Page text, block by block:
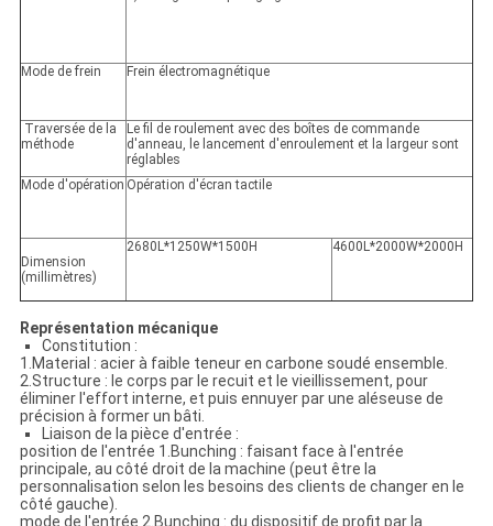
Mode de frein Frein électromagnétique
Traversée de la
méthode
Le fil de roulement avec des boîtes de commande
d'anneau, le lancement d'enroulement et la largeur sont
réglables
Mode d'opération Opération d'écran tactile
Dimension
(millimètres)
2680L*1250W*1500H 4600L*2000W*2000H
Représentation mécanique
Constitution :
1.Material : acier à faible teneur en carbone soudé ensemble.
2.Structure : le corps par le recuit et le vieillissement, pour
éliminer l'effort interne, et puis ennuyer par une aléseuse de
précision à former un bâti.
Liaison de la pièce d'entrée :
position de l'entrée 1.Bunching : faisant face à l'entrée
principale, au côté droit de la machine (peut être la
personnalisation selon les besoins des clients de changer en le
côté gauche).
mode de l'entrée 2.Bunching : du dispositif de profit par la